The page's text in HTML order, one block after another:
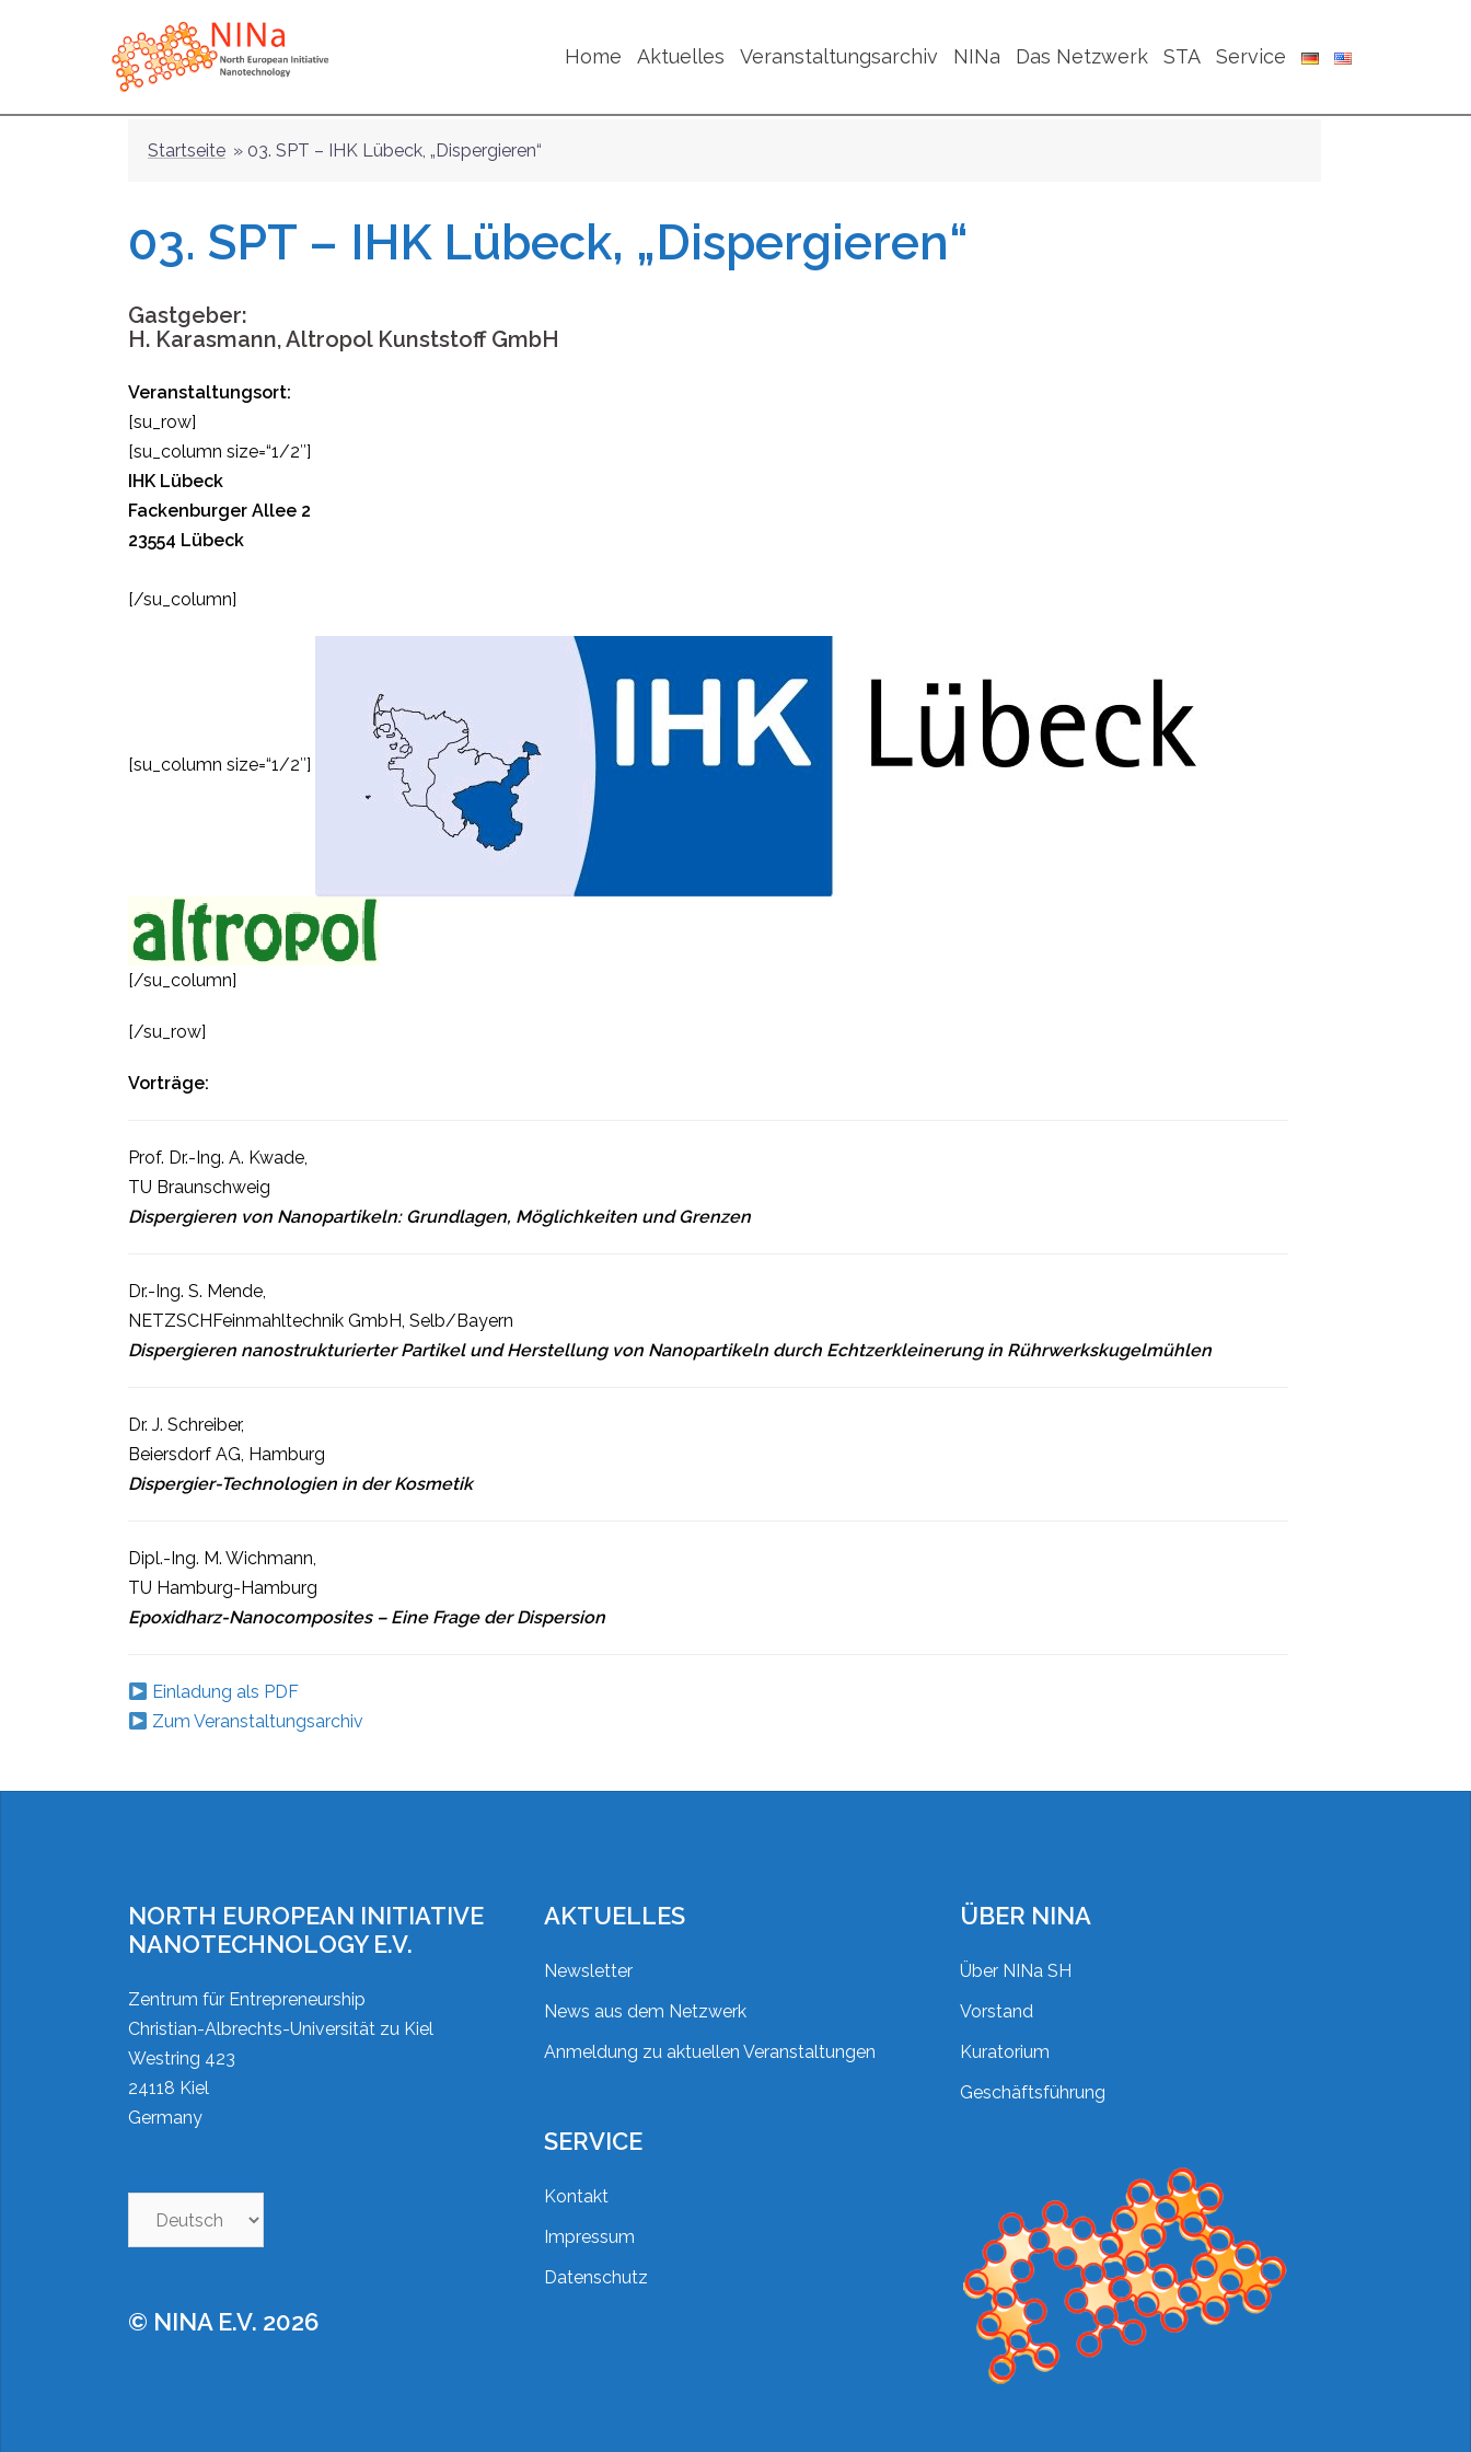
Home Aktuelles Veranstaltungsarchiv NINa Das Netzwerk STA Service
Startseite » 03. SPT – IHK Lübeck, „Dispergieren“
03. SPT – IHK Lübeck, „Dispergieren“
Gastgeber:
H. Karasmann, Altropol Kunststoff GmbH
Veranstaltungsort:
[su_row]
[su_column size=“1/2″]
IHK Lübeck
Fackenburger Allee 2
23554 Lübeck
[/su_column]
[su_column size=“1/2″]
[/su_column]
[/su_row]
Vorträge:
Prof. Dr.-Ing. A. Kwade,
TU Braunschweig
Dispergieren von Nanopartikeln: Grundlagen, Möglichkeiten und Grenzen
Dr.-Ing. S. Mende,
NETZSCHFeinmahltechnik GmbH, Selb/Bayern
Dispergieren nanostrukturierter Partikel und Herstellung von Nanopartikeln durch Echtzerkleinerung in Rührwerkskugelmühlen
Dr. J. Schreiber,
Beiersdorf AG, Hamburg
Dispergier-Technologien in der Kosmetik
Dipl.-Ing. M. Wichmann,
TU Hamburg-Hamburg
Epoxidharz-Nanocomposites – Eine Frage der Dispersion
Einladung als PDF
Zum Veranstaltungsarchiv
NORTH EUROPEAN INITIATIVE
NANOTECHNOLOGY E.V.
Zentrum für Entrepreneurship
Christian-Albrechts-Universität zu Kiel
Westring 423
24118 Kiel
Germany
© NINA E.V. 2026
AKTUELLES
Newsletter
News aus dem Netzwerk
Anmeldung zu aktuellen Veranstaltungen
SERVICE
Kontakt
Impressum
Datenschutz
ÜBER NINA
Über NINa SH
Vorstand
Kuratorium
Geschäftsführung